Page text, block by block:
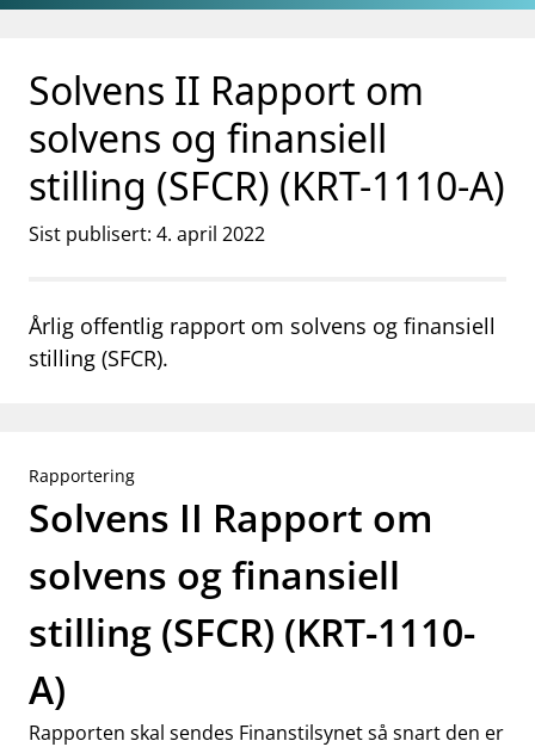
Gå til hovedinnhold
Gå til søkesiden
Solvens II Rapport om
solvens og finansiell
stilling (SFCR) (KRT-1110-A)
Sist publisert: 4. april 2022
Årlig offentlig rapport om solvens og finansiell
stilling (SFCR).
Rapportering
Solvens II Rapport om
solvens og finansiell
stilling (SFCR) (KRT-1110-
A)
Rapporten skal sendes Finanstilsynet så snart den er